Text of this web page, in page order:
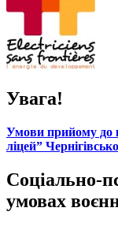
Увага!
Умови прийому до
ліцей”
Соціально-
умовах